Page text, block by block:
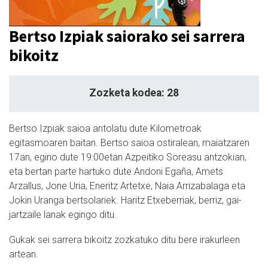
Bertso Izpiak saiorako sei sarrera
bikoitz
Zozketa kodea: 28
Bertso Izpiak saioa antolatu dute Kilometroak
egitasmoaren baitan. Bertso saioa ostiralean, maiatzaren
17an, egino dute 19:00etan Azpeitiko Soreasu antzokian,
eta bertan parte hartuko dute Andoni Egaña, Amets
Arzallus, Jone Uria, Eneritz Artetxe, Naia Arrizabalaga eta
Jokin Uranga bertsolariek. Haritz Etxeberriak, berriz, gai-
jartzaile lanak egingo ditu.
Gukak sei sarrera bikoitz zozkatuko ditu bere irakurleen
artean.